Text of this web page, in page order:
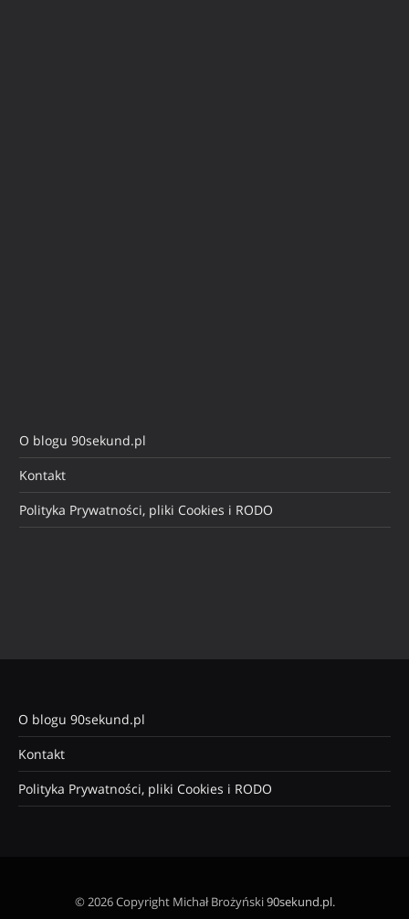
O blogu 90sekund.pl
Kontakt
Polityka Prywatności, pliki Cookies i RODO
O blogu 90sekund.pl
Kontakt
Polityka Prywatności, pliki Cookies i RODO
© 2026 Copyright Michał Brożyński90sekund.pl.